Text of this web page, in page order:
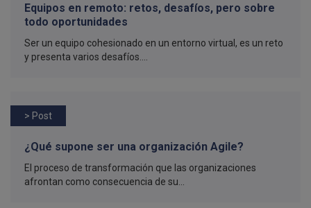
Equipos en remoto: retos, desafíos, pero sobre
todo oportunidades
Ser un equipo cohesionado en un entorno virtual, es un reto
y presenta varios desafíos....
> Post
¿Qué supone ser una organización Agile?
El proceso de transformación que las organizaciones
afrontan como consecuencia de su...